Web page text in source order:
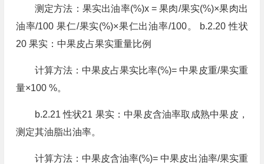
测定方法：果实出油率(%)x = 果肉/果实(%)×果肉出
油率/100 果仁/果实(%)×果仁出油率/100。 b.2.20 性状
20 果实：中果皮占果实重量比例
计算方法：中果皮占果实比率(%)= 中果皮重/果实重
量×100 %。
b.2.21 性状21 果实：中果皮含油率取成熟中果皮，
测定其油脂出油率。
计算方法：中果皮含油率(%)= 中果皮出油率/果实重